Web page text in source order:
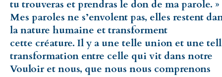
tu trouveras et prendras le don de ma parole. »
Mes paroles ne s’envolent pas, elles restent
la nature humaine et transforment
cette créature. Il y a une telle union et une
transformation entre celle qui vit dans notre
Vouloir et nous, que nous nous comprenons